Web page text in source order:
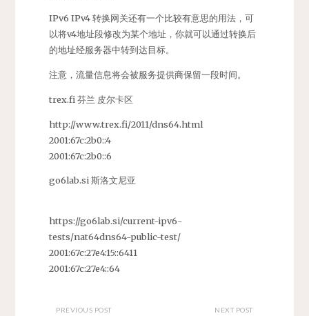
IPv6 IPv4 转换网关还有一个比较有意思的用法，可
以将v4地址段修改为某个地址，你就可以通过转换后
的地址经服务器中转到达目标。
注意，流量信息将会被服务提供商保留一段时间。
trex.fi 芬兰 皮尔卡区
http://www.trex.fi/2011/dns64.html
2001:67c:2b0::4
2001:67c:2b0::6
go6lab.si 斯洛文尼亚
https://go6lab.si/current-ipv6-
tests/nat64dns64-public-test/
2001:67c:27e4:15::6411
2001:67c:27e4::64
PREVIOUS POST NEXT POST